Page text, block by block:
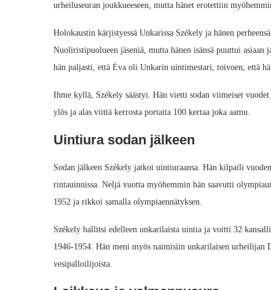
urheiluseuran joukkueeseen, mutta hänet erotettiin
Holokaustin kärjistyessä Unkarissa Székely ja hänen
Nuoliristipuolueen jäseniä, mutta hänen isänsä puuttui
hän paljasti, että Éva oli Unkarin uintimestari, toivoen, että
Ihme kyllä, Székely säästyi. Hän vietti sodan viimeiset vuodet
ylös ja alas viittä kerrosta portaita 100 kertaa joka aamu.
Uintiura sodan jälkeen
Sodan jälkeen Székely jatkoi uintiuraansa. Hän kilpaili
rintauinnissa. Neljä vuotta myöhemmin hän saavutti
1952 ja rikkoi samalla olympiaennätyksen.
Székely hallitsi edelleen unkarilaista uintia ja voitti 32
1946-1954. Hän meni myös naimisiin unkarilaisen urheilijan
vesipalloilijoista.